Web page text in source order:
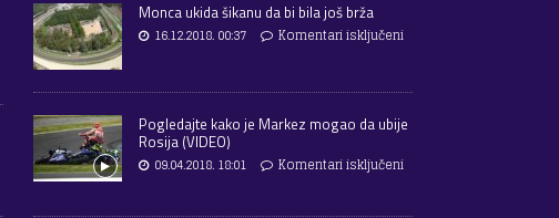
Monca ukida šikanu da bi bila još brža
16.12.2018. 00:37
Komentari isključeni
Pogledajte kako je Markez mogao da ubije
Rosija (VIDEO)
09.04.2018. 18:01
Komentari isključeni